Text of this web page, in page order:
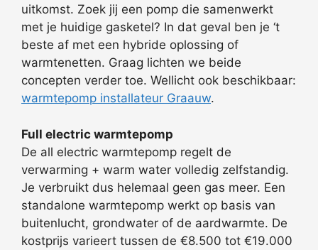
uitkomst. Zoek jij een pomp die samenwerkt
met je huidige gasketel? In dat geval ben je ‘t
beste af met een hybride oplossing of
warmtenetten. Graag lichten we beide
concepten verder toe. Wellicht ook beschikbaar:
warmtepomp installateur Graauw.
Full electric warmtepomp
De all electric warmtepomp regelt de
verwarming + warm water volledig zelfstandig.
Je verbruikt dus helemaal geen gas meer. Een
standalone warmtepomp werkt op basis van
buitenlucht, grondwater of de aardwarmte. De
kostprijs varieert tussen de €8.500 tot €19.000